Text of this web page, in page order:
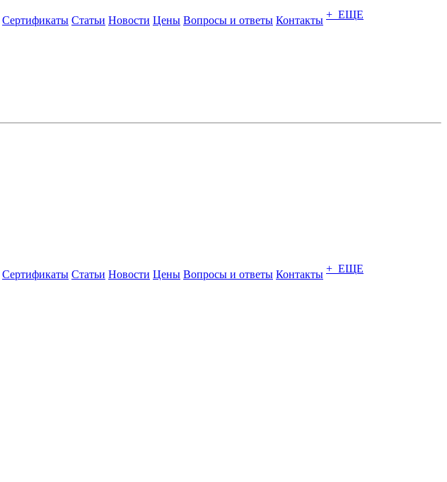
Сертификаты Статьи Новости Цены Вопросы и ответы Контакты + ЕЩЕ
Сертификаты Статьи Новости Цены Вопросы и ответы Контакты + ЕЩЕ